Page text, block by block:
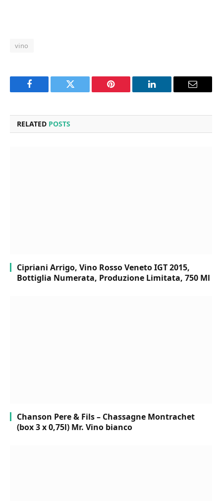
vino
Facebook Twitter Pinterest LinkedIn Email
RELATED POSTS
Cipriani Arrigo, Vino Rosso Veneto IGT 2015,
Bottiglia Numerata, Produzione Limitata, 750 Ml
Chanson Pere & Fils – Chassagne Montrachet
(box 3 x 0,75l) Mr. Vino bianco